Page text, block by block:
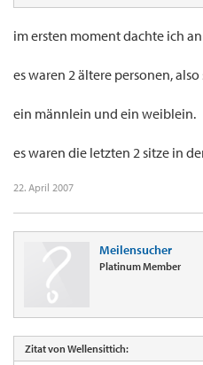
im ersten moment dachte ich
es waren 2 ältere personen,
ein männlein und ein weiblein.
es waren die letzten 2 sitze in
22. April 2007
Meilensucher
Platinum Member
Zitat von Wellensittich: